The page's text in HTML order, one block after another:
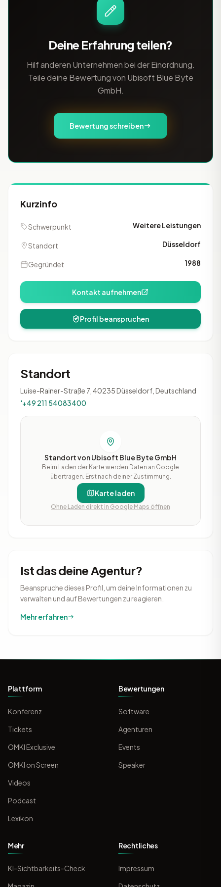
Deine Erfahrung teilen?
Hilf anderen Unternehmen bei der Einordnung.
Teile deine Bewertung von Ubisoft Blue Byte
GmbH.
Bewertung schreiben
Kurzinfo
Schwerpunkt Weitere Leistungen
Standort Düsseldorf
Gegründet 1988
Kontakt aufnehmen
Profil beanspruchen
Standort
Luise-Rainer-Straße 7, 40235 Düsseldorf, Deutschland
'+49 211 54083400
Standort von Ubisoft Blue Byte GmbH
Beim Laden der Karte werden Daten an Google
übertragen. Erst nach deiner Zustimmung.
Karte laden
Ohne Laden direkt in Google Maps öffnen
Ist das deine Agentur?
Beanspruche dieses Profil, um deine Informationen zu
verwalten und auf Bewertungen zu reagieren.
Mehr erfahren
Plattform
Konferenz
Tickets
OMKI Exclusive
OMKI on Screen
Videos
Podcast
Lexikon
Bewertungen
Software
Agenturen
Events
Speaker
Mehr
KI-Sichtbarkeits-Check
Rechtliches
Impressum